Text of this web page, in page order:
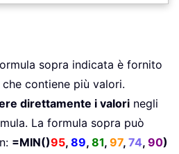
sopra indicata è fornito
che contiene più valori.
direttamente i valori negli
La formula sopra può
=MIN()95, 89, 81, 97, 74, 90)